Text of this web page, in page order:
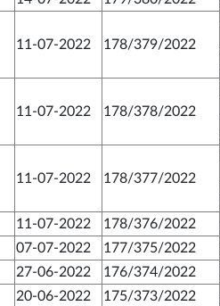
11-07-2022 178/379/2022
11-07-2022 178/378/2022
11-07-2022 178/377/2022
11-07-2022 178/376/2022
07-07-2022 177/375/2022
27-06-2022 176/374/2022
20-06-2022 175/373/2022